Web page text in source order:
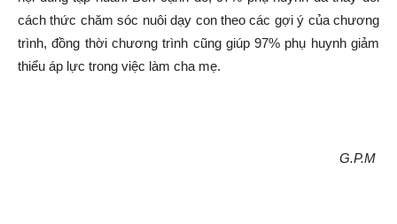
cách thức chăm sóc nuôi dạy con theo các gợi ý của chương
trình, đồng thời chương trình cũng giúp 97% phụ huynh giảm
thiểu áp lực trong việc làm cha mẹ.
G.P.M